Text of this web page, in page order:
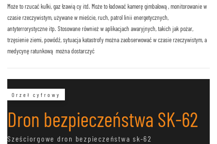
Może to rzucać kulki, gaz łzawiący itd. Może to ładować kamerę gimbalową, monitorowanie w
czasie rzeczywistym, używane w mieście, ruch, patrol linii energetycznych,
antyterrorystyczne itp. Stosowane również w aplikacjach awaryjnych, takich jak pożar,
trzęsienie ziemi, powódź, sytuacja katastrofy można zaobserwować w czasie rzeczywistym, a
medycynę ratunkową można dostarczyć
Orzeł cyfrowy
Dron bezpieczeństwa SK-62
Sześciorgowe dron bezpieczeństwa sk-62